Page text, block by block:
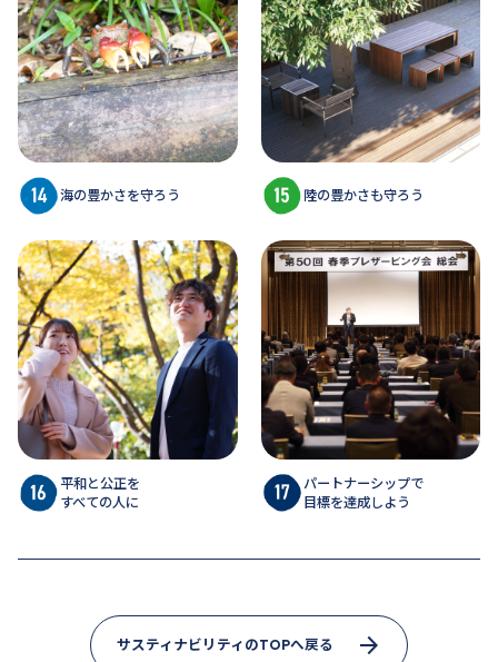
海の豊かさを守ろう 陸の豊かさも守ろう
平和と公正を
すべての人に
パートナーシップで
目標を達成しよう
サスティナビリティのTOPへ戻る arrow_forward